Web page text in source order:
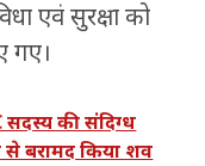
एवं सुरक्षा को
गए।
की संदिग्ध
से बरामद किया शव